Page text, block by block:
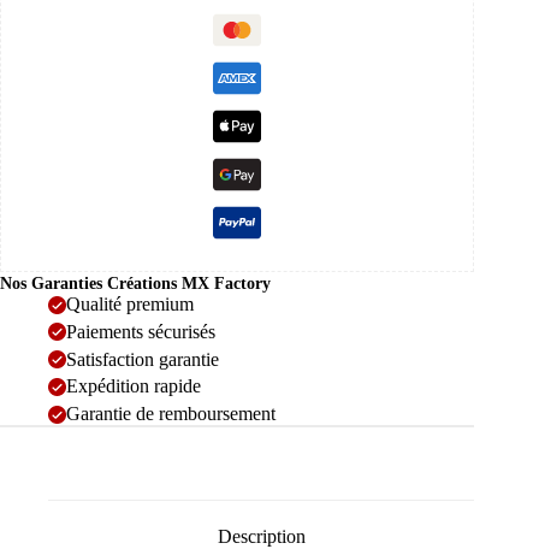
Nos Garanties Créations MX Factory
Qualité premium
Paiements sécurisés
Satisfaction garantie
Expédition rapide
Garantie de remboursement
Description